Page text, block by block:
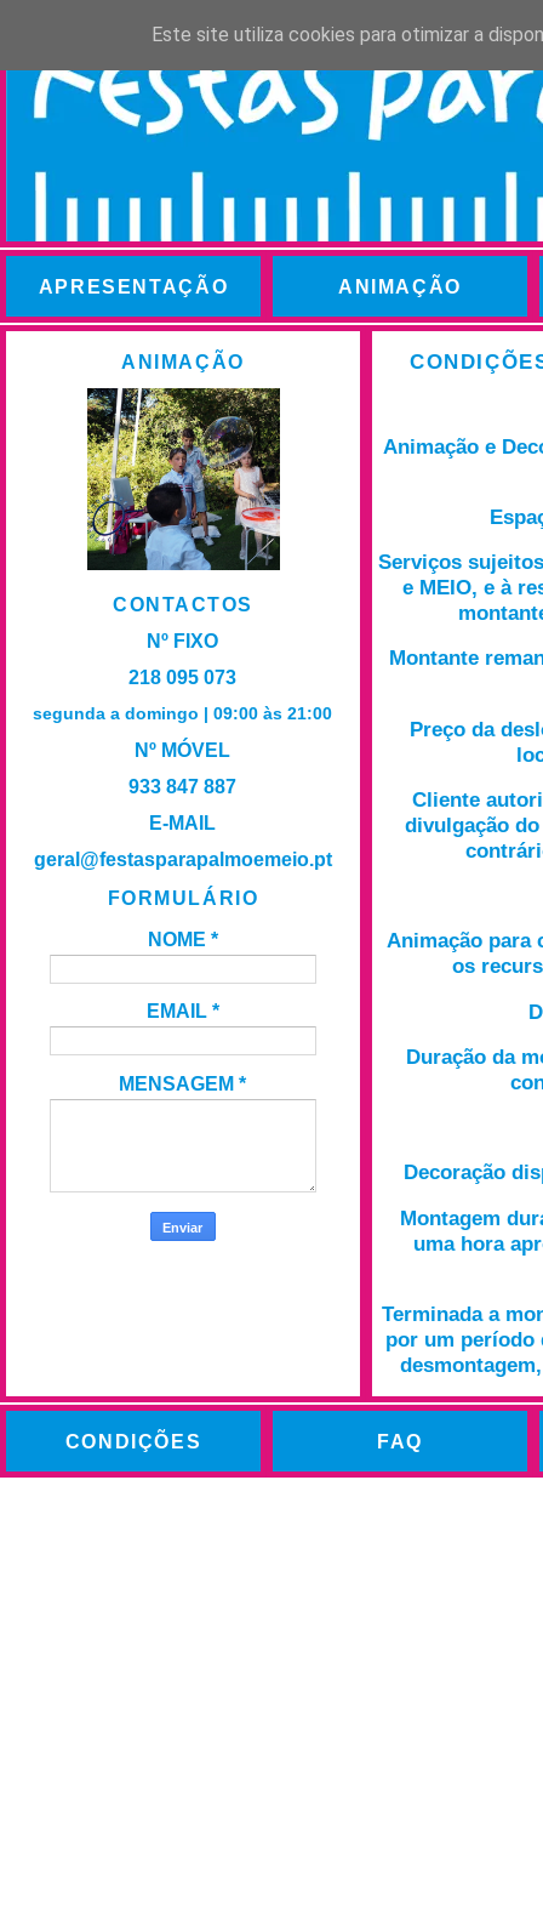
APRESENTAÇÃO ANIMAÇÃO
ANIMAÇÃO
CONTACTOS
Nº FIXO
218 095 073
segunda a domingo | 09:00 às 21:00
Nº MÓVEL
933 847 887
E-MAIL
geral@festasparapalmoemeio.pt
FORMULÁRIO
NOME *
EMAIL *
MENSAGEM*
Animação e
Serviços
e MEIO, e à
Montante
Preço da
Cliente
divulgação
Animação para
os
Duração da
Decoração
Montagem
uma hora
Terminada a
por um período
CONDIÇÕES FAQ
Este site utiliza cookies para otimizar a